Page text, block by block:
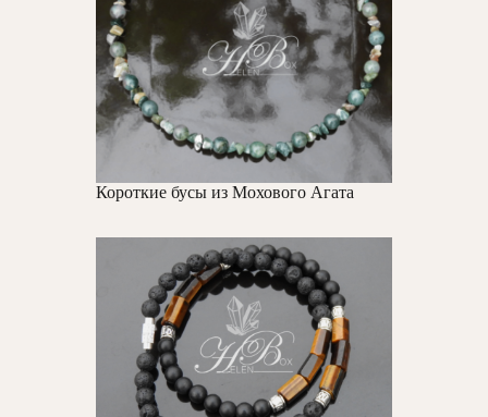
Короткие бусы из Мохового Агата